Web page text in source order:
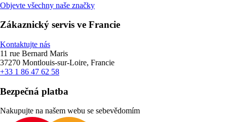
Objevte všechny naše značky
Zákaznický servis ve Francie
Kontaktujte nás
11 rue Bernard Maris
37270 Montlouis-sur-Loire, Francie
+33 1 86 47 62 58
Bezpečná platba
Nakupujte na našem webu se sebevědomím